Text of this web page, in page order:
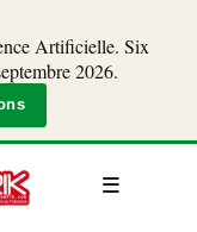
Artificielle. Six
2026.